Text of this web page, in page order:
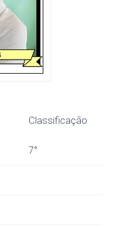
Classificação
7°